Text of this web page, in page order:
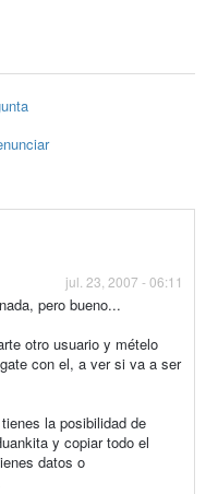
jul. 23, 2007 - 06:11
pero bueno...
otro usuario y mételo
con el, a ver si va a ser
la posibilidad de
y copiar todo el
datos o